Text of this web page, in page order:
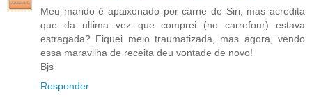
Meu marido é apaixonado por carne de Siri, mas acredita
que da ultima vez que comprei (no carrefour) estava
estragada? Fiquei meio traumatizada, mas agora, vendo
essa maravilha de receita deu vontade de novo!
Bjs
Responder